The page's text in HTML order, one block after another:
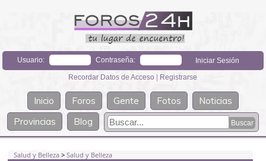
Usuario: Contraseña:
Recordar Datos de Acceso | Registrarse
Inicio Foros Gente Fotos
Noticias
Provincias
Blog
Salud y Belleza >Salud y Belleza